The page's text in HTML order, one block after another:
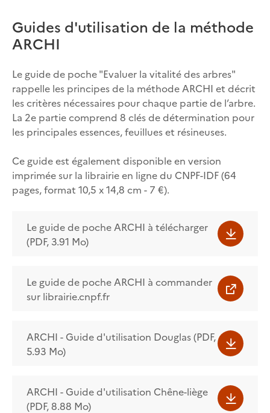
Guides d'utilisation de la méthode
ARCHI
Le guide de poche "Evaluer la vitalité des arbres"
rappelle les principes de la méthode ARCHI et décrit
les critères nécessaires pour chaque partie de l’arbre.
La 2e partie comprend 8 clés de détermination pour
les principales essences, feuillues et résineuses.
Ce guide est également disponible en version
imprimée sur la librairie en ligne du CNPF-IDF (64
pages, format 10,5 x 14,8 cm - 7 €).
Le guide de poche ARCHI à télécharger
(PDF, 3.91 Mo)
Le guide de poche ARCHI à commander
sur librairie.cnpf.fr
ARCHI - Guide d'utilisation Douglas (PDF,
5.93 Mo)
ARCHI - Guide d'utilisation Chêne-liège
(PDF, 8.88 Mo)